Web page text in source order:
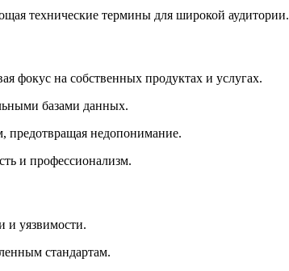
технические термины для широкой аудитории.
фокус на собственных продуктах и услугах.
базами данных.
предотвращая недопонимание.
и профессионализм.
и уязвимости.
стандартам.